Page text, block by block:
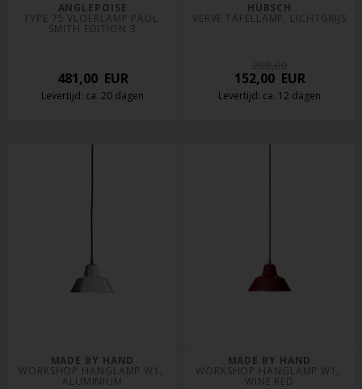
ANGLEPOISE
TYPE 75 VLOERLAMP PAUL
SMITH EDITION 3
481,00EUR
Levertijd: ca. 20 dagen
HÜBSCH
VERVE TAFELLAMP, LICHTGRIJS
152,00EUR
Levertijd: ca. 12 dagen
MADE BY HAND
WORKSHOP HANGLAMP W1,
ALUMINIUM
MADE BY HAND
WORKSHOP HANGLAMP W1,
WINE RED